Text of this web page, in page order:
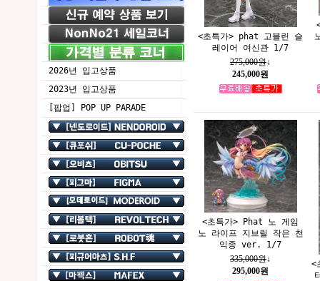
2026년 입고상품
2023년 입고상품
[팝업] POP UP PARADE
<초특가> phat 고블린 슬
레이어 여신관 1/7
275,000원↓
245,000원
<초특가> Phat 노 게임
노 라이프 지브릴 작은 천
익종 ver. 1/7
335,000원↓
295,000원
<